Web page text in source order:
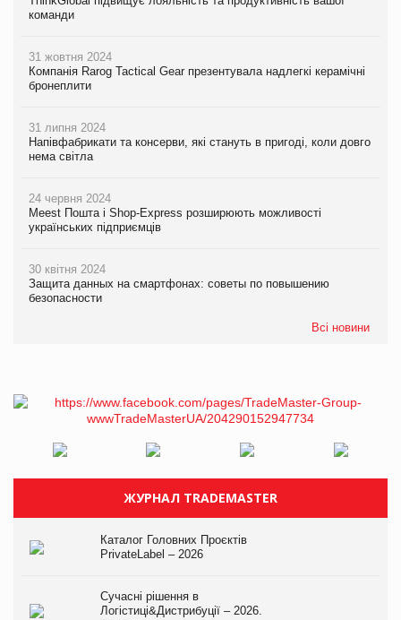
команди
31 жовтня 2024
Компанія Rarog Tactical Gear презентувала надлегкі керамічні
бронеплити
31 липня 2024
Напівфабрикати та консерви, які стануть в пригоді, коли довго
нема світла
24 червня 2024
Meest Пошта і Shop-Express розширюють можливості
українських підприємців
30 квітня 2024
Защита данных на смартфонах: советы по повышению
безопасности
Всі новини
ЖУРНАЛ TRADEMASTER
Каталог Головних Проєктів
PrivateLabel – 2026
Сучасні рішення в
Логістиці&Дистрибуції – 2026.